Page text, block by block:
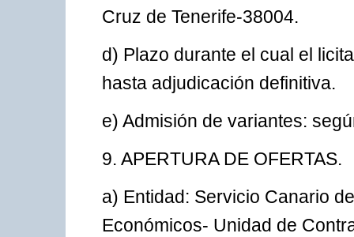
Cruz de Tenerife-38004.
d) Plazo durante el cual el
hasta adjudicación definitiva.
e) Admisión de variantes:
9. APERTURA DE OFERTAS.
a) Entidad: Servicio Canario
Económicos- Unidad de